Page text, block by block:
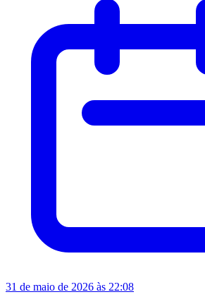
31 de maio de 2026 às 22:08